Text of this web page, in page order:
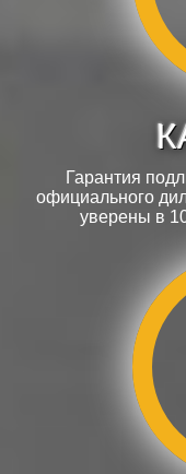
Гарантия
официального
уверены в